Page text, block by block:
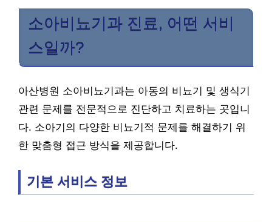
소아비뇨기과 진료, 어떤 서비
스일까?
아산병원 소아비뇨기과는 아동의 비뇨기 및 생식기
관련 문제를 전문적으로 진단하고 치료하는 곳입니
다. 소아기의 다양한 비뇨기적 문제를 해결하기 위
한 맞춤형 접근 방식을 제공합니다.
기본 서비스 정보